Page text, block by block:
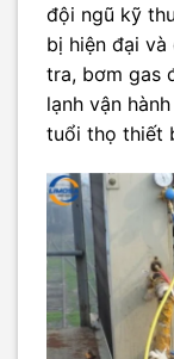
đội ngũ kỹ
bị hiện đại và
tra, bơm gas
lạnh vận
tuổi thọ thiết